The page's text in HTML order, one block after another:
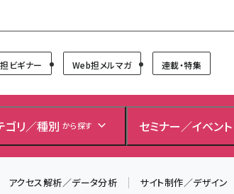
ビギナー Web担メルマガ 連載・特集
ゴリ／種別 から探す セミナー／イベント
アクセス解析／データ分析 サイト制作／デザイン
27日開催、申し込み受付中！ ／
開催！
込みはこちらから▼